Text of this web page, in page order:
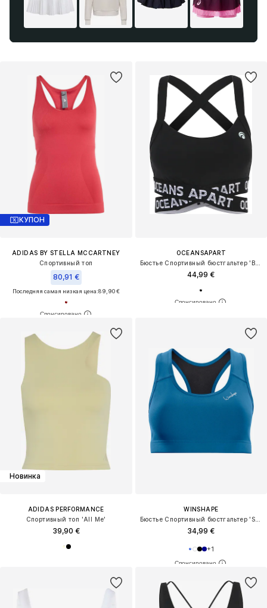
КУПОН
ADIDAS BY STELLA MCCARTNEY
Спортивный топ
80,91 €
Последняя самая низкая цена:89,90 €
OCEANSAPART
44,99 €
Новинка
ADIDAS PERFORMANCE
Спортивный топ 'All Me'
39,90 €
WINSHAPE
34,99 €
+1